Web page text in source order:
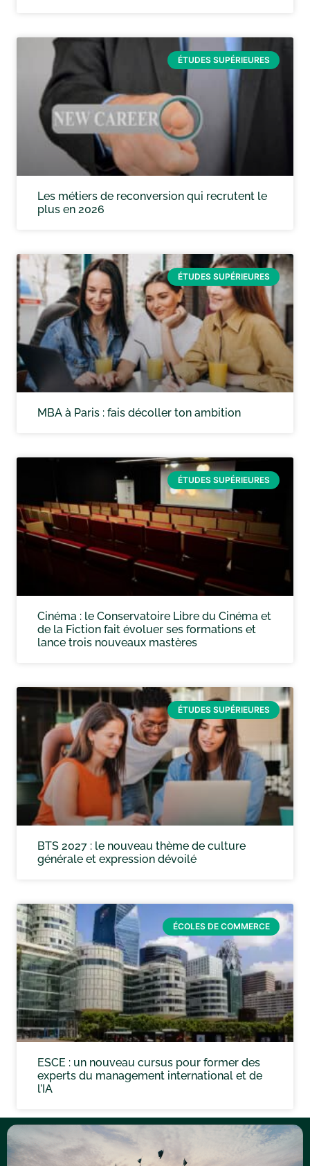
ÉTUDES SUPÉRIEURES
Les métiers de reconversion qui recrutent le
plus en 2026
ÉTUDES SUPÉRIEURES
MBA à Paris : fais décoller ton ambition
ÉTUDES SUPÉRIEURES
Cinéma : le Conservatoire Libre du Cinéma et
de la Fiction fait évoluer ses formations et
lance trois nouveaux mastères
ÉTUDES SUPÉRIEURES
BTS 2027 : le nouveau thème de culture
générale et expression dévoilé
ÉCOLES DE COMMERCE
ESCE : un nouveau cursus pour former des
experts du management international et de
l’IA